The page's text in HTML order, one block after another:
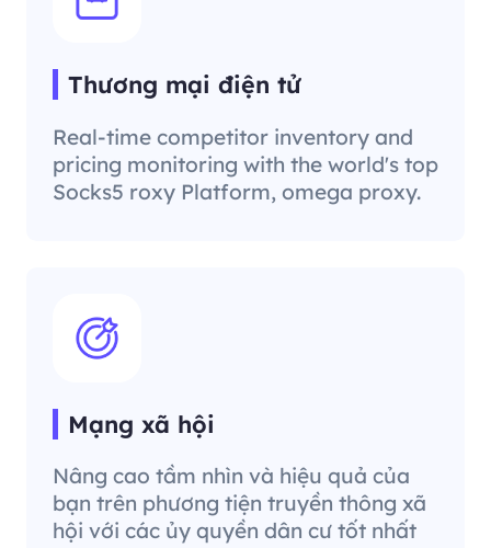
Thương mại điện tử
Real-time competitor inventory and
pricing monitoring with the world's top
Socks5 roxy Platform, omega proxy.
Mạng xã hội
Nâng cao tầm nhìn và hiệu quả của
bạn trên phương tiện truyền thông xã
hội với các ủy quyền dân cư tốt nhất